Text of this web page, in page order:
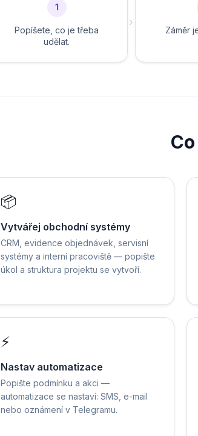
1
Popíšete, co je třeba
udělat.
›
Záměr
📦
Vytvářej obchodní systémy
CRM, evidence objednávek, servisní
systémy a interní pracoviště — popište
úkol a struktura projektu se vytvoří.
⚡
Nastav automatizace
Popište podmínku a akci —
automatizace se nastaví: SMS, e-mail
nebo oznámení v Telegramu.